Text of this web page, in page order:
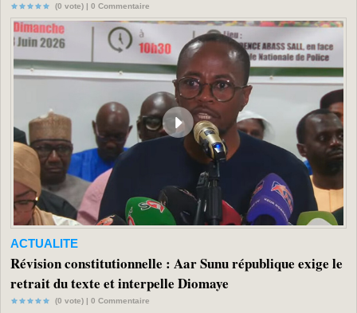
(0 vote) | 0 Commentaire
ACTUALITE
Révision constitutionnelle : Aar Sunu république exige le
retrait du texte et interpelle Diomaye
(0 vote) | 0 Commentaire